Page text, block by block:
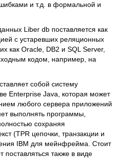
и т.д. в формальной и
Liber db поставляется как
с устаревших реляционных
как Oracle, DB2 и SQL Server,
кодом, например, на
собой систему
Enterprise Java, которая может
любого сервера приложений
выполнять программы,
сохраняя
(TPR цепочки, транзакции и
IBM для мейнфрейма. Стоит
поставляться также в виде